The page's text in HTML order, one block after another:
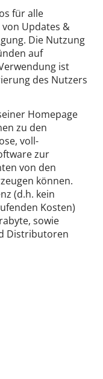
für alle
von Updates &
Die Nutzung
auf
ist
des Nutzers
Homepage
zu den
voll-
zur
von den
können.
(d.h. kein
Kosten)
sowie
Distributoren